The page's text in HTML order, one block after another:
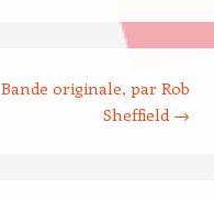
Bande originale, par Rob
Sheffield →